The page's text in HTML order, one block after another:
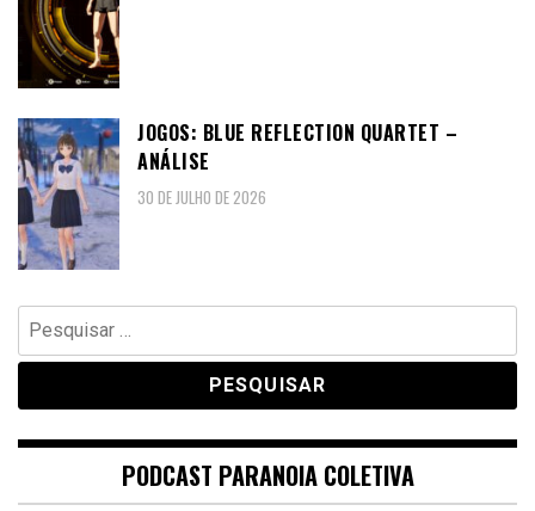
JOGOS: BLUE REFLECTION QUARTET –
ANÁLISE
30 DE JULHO DE 2026
Pesquisar
por:
PODCAST PARANOIA COLETIVA